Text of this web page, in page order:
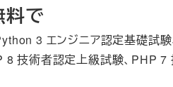
料で
3 エンジニア認定基礎試
8 技術者認定上級試験、PHP